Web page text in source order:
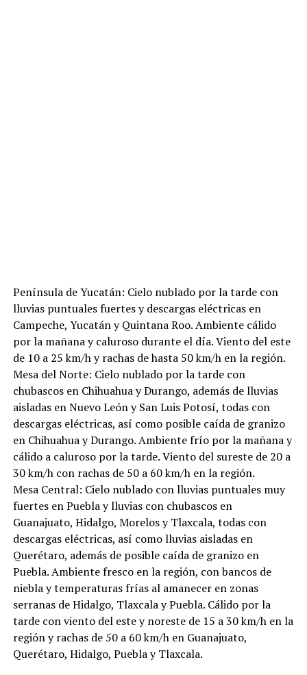
Península de Yucatán: Cielo nublado por la tarde con
lluvias puntuales fuertes y descargas eléctricas en
Campeche, Yucatán y Quintana Roo. Ambiente cálido
por la mañana y caluroso durante el día. Viento del este
de 10 a 25 km/h y rachas de hasta 50 km/h en la región.
Mesa del Norte: Cielo nublado por la tarde con
chubascos en Chihuahua y Durango, además de lluvias
aisladas en Nuevo León y San Luis Potosí, todas con
descargas eléctricas, así como posible caída de granizo
en Chihuahua y Durango. Ambiente frío por la mañana y
cálido a caluroso por la tarde. Viento del sureste de 20 a
30 km/h con rachas de 50 a 60 km/h en la región.
Mesa Central: Cielo nublado con lluvias puntuales muy
fuertes en Puebla y lluvias con chubascos en
Guanajuato, Hidalgo, Morelos y Tlaxcala, todas con
descargas eléctricas, así como lluvias aisladas en
Querétaro, además de posible caída de granizo en
Puebla. Ambiente fresco en la región, con bancos de
niebla y temperaturas frías al amanecer en zonas
serranas de Hidalgo, Tlaxcala y Puebla. Cálido por la
tarde con viento del este y noreste de 15 a 30 km/h en la
región y rachas de 50 a 60 km/h en Guanajuato,
Querétaro, Hidalgo, Puebla y Tlaxcala.